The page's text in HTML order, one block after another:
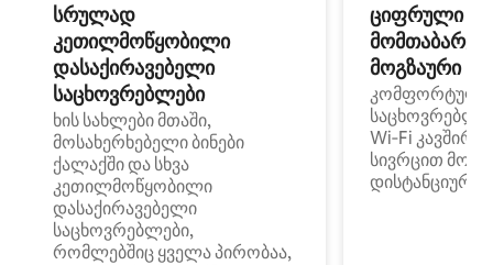
სრულად
კეთილმოწყობილი
დასაქირავებელი
საცხოვრებლები
ხის სახლები მთაში,
მოსახერხებელი ბინები
ქალაქში და სხვა
კეთილმოწყობილი
დასაქირავებელი
საცხოვრებლები,
რომლებშიც ყველა პირობაა,
ციფრული
მოგზაური
კომფორტული
Wi‑Fi
სივრცით
დისტანციური